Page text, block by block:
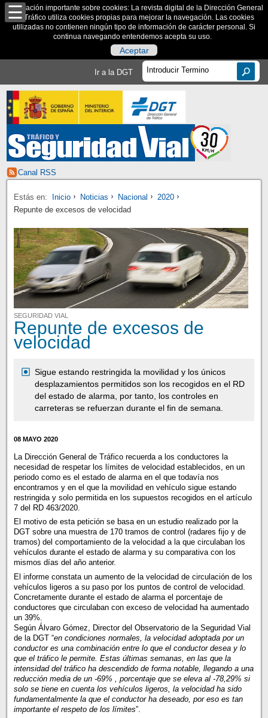
Información importante sobre cookies: La revista digital de la Dirección General
de Tráfico utiliza cookies propias para mejorar la navegación. Las cookies
utilizadas no contienen ningún tipo de información de carácter personal. Si
continua navegando entendemos acepta su uso.
Aceptar
Ir a la DGT
Canal RSS
Estás en: Inicio Noticias Nacional
2020
Repunte de excesos de velocidad
SEGURIDAD VIAL
Repunte de excesos de
velocidad
Sigue estando restringida la movilidad y los únicos
desplazamientos permitidos son los recogidos en el RD
del estado de alarma, por tanto, los controles en
carreteras se refuerzan durante el fin de semana.
08 MAYO 2020
La Dirección General de Tráfico recuerda a los conductores la
necesidad de respetar los límites de velocidad establecidos, en un
periodo como es el estado de alarma en el que todavía nos
encontramos y en el que la movilidad en vehículo sigue estando
restringida y solo permitida en los supuestos recogidos en el artículo
7 del RD 463/2020.
El motivo de esta petición se basa en un estudio realizado por la
DGT sobre una muestra de 170 tramos de control (radares fijo y de
tramos) del comportamiento de la velocidad a la que circulaban los
vehículos durante el estado de alarma y su comparativa con los
mismos días del año anterior.
El informe constata un aumento de la velocidad de circulación de los
vehículos ligeros a su paso por los puntos de control de velocidad.
Concretamente durante el estado de alarma el porcentaje de
conductores que circulaban con exceso de velocidad ha aumentado
un 39%.
Según Álvaro Gómez, Director del Observatorio de la Seguridad Vial
de la DGT “en condiciones normales, la velocidad adoptada por un
conductor es una combinación entre lo que el conductor desea y lo
que el tráfico le permite. Estas últimas semanas, en las que la
intensidad del tráfico ha descendido de forma notable, llegando a una
reducción media de un -69% , porcentaje que se eleva al -78,29% si
solo se tiene en cuenta los vehículos ligeros, la velocidad ha sido
fundamentalmente la que el conductor ha deseado, por eso es tan
importante el respeto de los límites”.